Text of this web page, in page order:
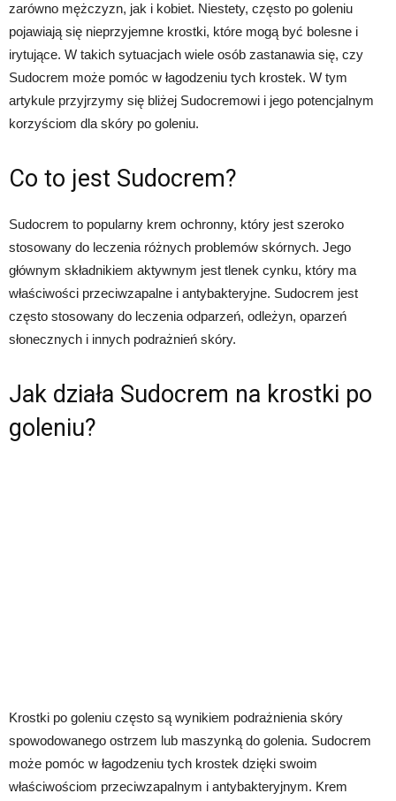
zarówno mężczyzn, jak i kobiet. Niestety, często po goleniu
pojawiają się nieprzyjemne krostki, które mogą być bolesne i
irytujące. W takich sytuacjach wiele osób zastanawia się, czy
Sudocrem może pomóc w łagodzeniu tych krostek. W tym
artykule przyjrzymy się bliżej Sudocremowi i jego potencjalnym
korzyściom dla skóry po goleniu.
Co to jest Sudocrem?
Sudocrem to popularny krem ochronny, który jest szeroko
stosowany do leczenia różnych problemów skórnych. Jego
głównym składnikiem aktywnym jest tlenek cynku, który ma
właściwości przeciwzapalne i antybakteryjne. Sudocrem jest
często stosowany do leczenia odparzeń, odleżyn, oparzeń
słonecznych i innych podrażnień skóry.
Jak działa Sudocrem na krostki po
goleniu?
Krostki po goleniu często są wynikiem podrażnienia skóry
spowodowanego ostrzem lub maszynką do golenia. Sudocrem
może pomóc w łagodzeniu tych krostek dzięki swoim
właściwościom przeciwzapalnym i antybakteryjnym. Krem